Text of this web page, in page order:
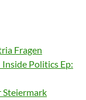
Fragen
Politics Ep:
Steiermark